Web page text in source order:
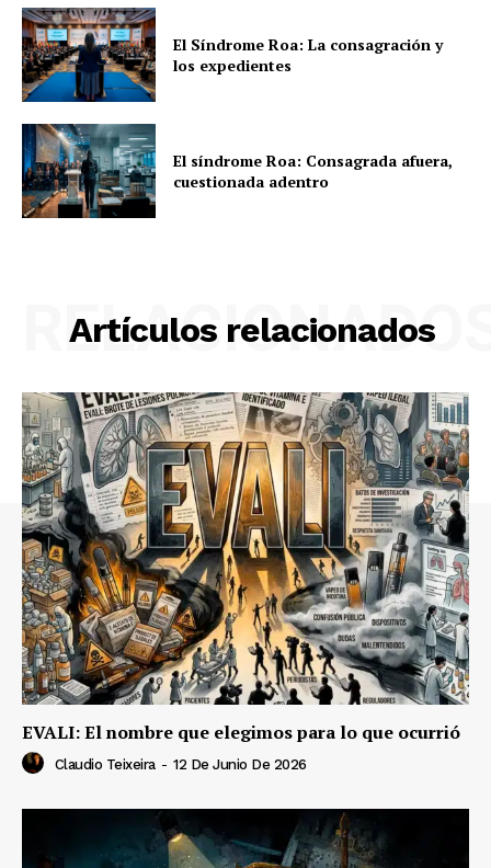
El Síndrome Roa: La consagración y
los expedientes
El síndrome Roa: Consagrada afuera,
cuestionada adentro
Artículos relacionados
EVALI: El nombre que elegimos para lo que ocurrió
Claudio Teixeira - 12 De Junio De 2026